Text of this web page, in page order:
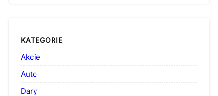
KATEGORIE
Akcie
Auto
Dary